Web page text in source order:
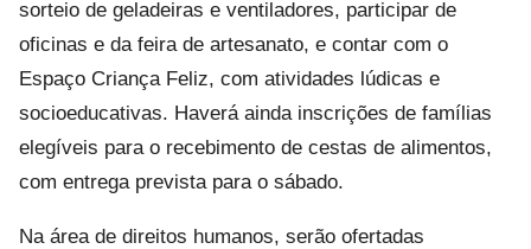
sorteio de geladeiras e ventiladores, participar de
oficinas e da feira de artesanato, e contar com o
Espaço Criança Feliz, com atividades lúdicas e
socioeducativas. Haverá ainda inscrições de famílias
elegíveis para o recebimento de cestas de alimentos,
com entrega prevista para o sábado.
Na área de direitos humanos, serão ofertadas